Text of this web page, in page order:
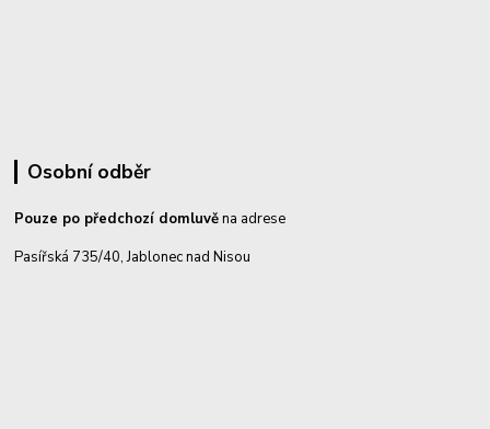
Osobní odběr
Pouze po předchozí domluvěna adrese
Pasířská 735/40, Jablonec nad Nisou